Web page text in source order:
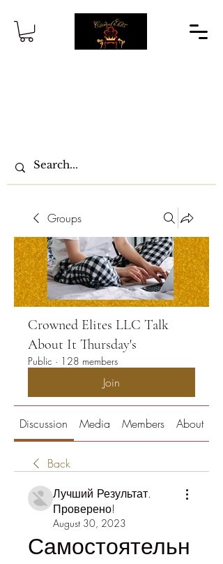
Groups
Crowned Elites LLC Talk
About It Thursday's
Public · 128 members
Join
Discussion Media Members About
Back
Лучший Результат.
Проверено!
August 30, 2023
Самостоятельн